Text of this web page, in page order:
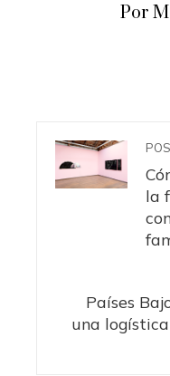
Por
la
Países
una